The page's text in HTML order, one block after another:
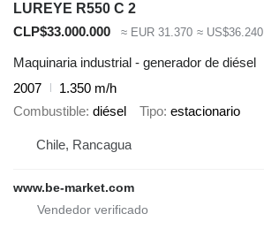
LUREYE R550 C 2
CLP$33.000.000
≈ EUR 31.370 ≈ US$36.240
Maquinaria industrial - generador de diésel
2007
1.350 m/h
Combustible diésel Tipo estacionario
Chile, Rancagua
www.be-market.com